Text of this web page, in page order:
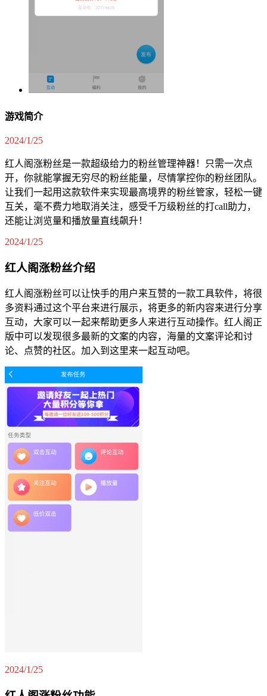
游戏简介
2024/1/25
红人阁涨粉丝是一款超级给力的粉丝管理神器！只需一次点
开，你就能掌握无穷尽的粉丝能量，尽情掌控你的粉丝团队。
让我们一起用这款软件来实现最高境界的粉丝管家，轻松一键
互关，毫不费力地取消关注，感受千万级粉丝的打call助力，
还能让浏览量和播放量直线飙升！
2024/1/25
红人阁涨粉丝介绍
红人阁涨粉丝可以让快手的用户来互赞的一款工具软件，将很
多资料通过这个平台来进行展示，将更多的新内容来进行分享
互动，大家可以一起来帮助更多人来进行互动操作。红人阁正
版中可以发现很多最新的文案的内容，海量的文案评论和讨
论、点赞的社区。加入到这里来一起互动吧。
2024/1/25